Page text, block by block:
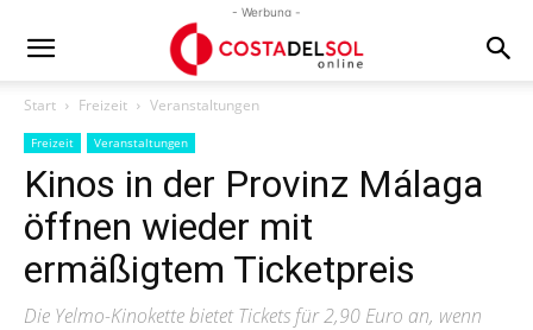
- Werbung -
Start Freizeit Veranstaltungen
Freizeit Veranstaltungen
Kinos in der Provinz Málaga
öffnen wieder mit
ermäßigtem Ticketpreis
Die Yelmo-Kinokette bietet Tickets für 2,90 Euro an, wenn